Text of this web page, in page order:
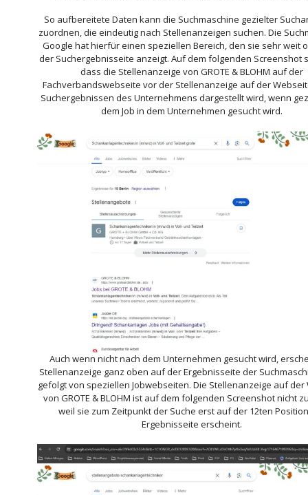
So aufbereitete Daten kann die Suchmaschine gezielter
zuordnen, die eindeutig nach Stellenanzeigen suchen. Die
Google hat hierfür einen speziellen Bereich, den sie sehr weit
der Suchergebnisseite anzeigt. Auf dem folgenden Screenshot
dass die Stellenanzeige von GROTE & BLOHM auf der
Fachverbandswebseite vor der Stellenanzeige auf der
Suchergebnissen des Unternehmens dargestellt wird, wenn
dem Job in dem Unternehmen gesucht wird.
Auch wenn nicht nach dem Unternehmen gesucht wird,
Stellenanzeige ganz oben auf der Ergebnisseite der
gefolgt von speziellen Jobwebseiten. Die Stellenanzeige auf der
von GROTE & BLOHM ist auf dem folgenden Screenshot nicht
weil sie zum Zeitpunkt der Suche erst auf der 12ten
Ergebnisseite erscheint.